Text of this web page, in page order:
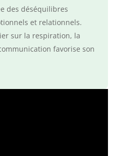
des déséquilibres
et relationnels.
sur la respiration, la
favorise son